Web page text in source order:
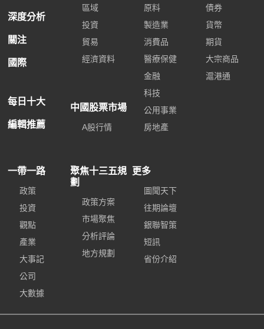
深度分析
關注
國際
每日十大
編輯推薦
區域
投資
貿易
經濟資料
中國股票市場
A股行情
原料
製造業
消費品
醫療保健
金融
科技
公用事業
房地產
債券
貨幣
期貨
大宗商品
滬港通
一帶一路
政策
投資
觀點
產業
大事記
公司
大數據
聚焦十三五規
劃
政策方案
市場聚焦
分析評論
地方規劃
更多
圖聞天下
往期論壇
銀聯智策
短訊
省份介紹